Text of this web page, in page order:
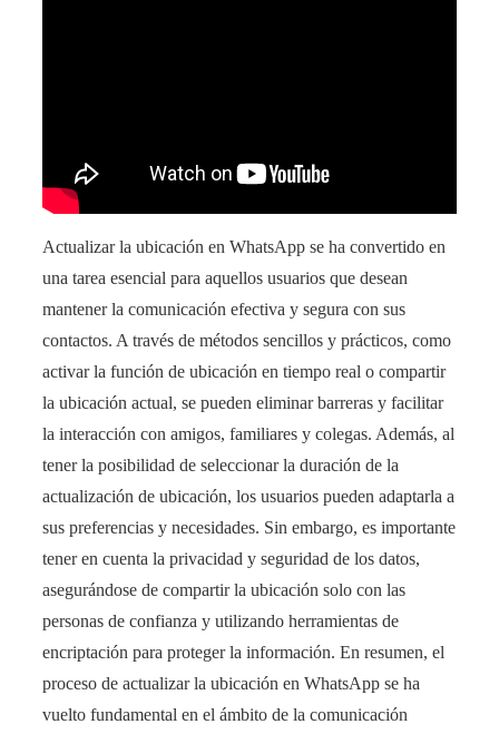
Actualizar la ubicación en WhatsApp se ha convertido en
una tarea esencial para aquellos usuarios que desean
mantener la comunicación efectiva y segura con sus
contactos. A través de métodos sencillos y prácticos, como
activar la función de ubicación en tiempo real o compartir
la ubicación actual, se pueden eliminar barreras y facilitar
la interacción con amigos, familiares y colegas. Además, al
tener la posibilidad de seleccionar la duración de la
actualización de ubicación, los usuarios pueden adaptarla a
sus preferencias y necesidades. Sin embargo, es importante
tener en cuenta la privacidad y seguridad de los datos,
asegurándose de compartir la ubicación solo con las
personas de confianza y utilizando herramientas de
encriptación para proteger la información. En resumen, el
proceso de actualizar la ubicación en WhatsApp se ha
vuelto fundamental en el ámbito de la comunicación